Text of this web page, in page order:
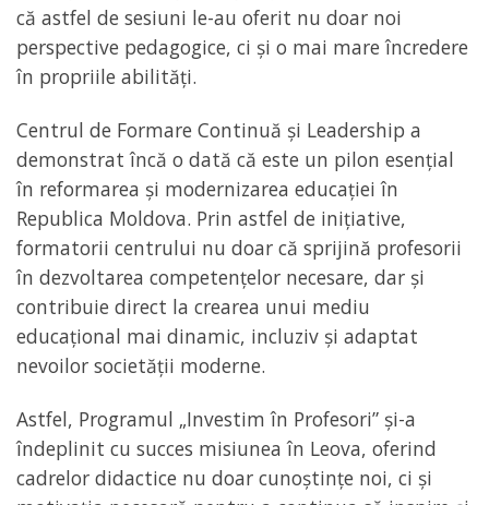
că astfel de sesiuni le-au oferit nu doar noi
perspective pedagogice, ci și o mai mare încredere
în propriile abilități.
Centrul de Formare Continuă și Leadership a
demonstrat încă o dată că este un pilon esențial
în reformarea și modernizarea educației în
Republica Moldova. Prin astfel de inițiative,
formatorii centrului nu doar că sprijină profesorii
în dezvoltarea competențelor necesare, dar și
contribuie direct la crearea unui mediu
educațional mai dinamic, incluziv și adaptat
nevoilor societății moderne.
Astfel, Programul „Investim în Profesori” și-a
îndeplinit cu succes misiunea în Leova, oferind
cadrelor didactice nu doar cunoștințe noi, ci și